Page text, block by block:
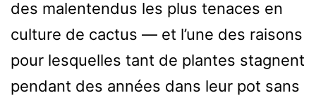
des malentendus les plus tenaces en
culture de cactus — et l’une des raisons
pour lesquelles tant de plantes stagnent
pendant des années dans leur pot sans